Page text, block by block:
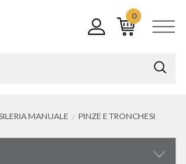
0
MANUALE PINZE E TRONCHESI